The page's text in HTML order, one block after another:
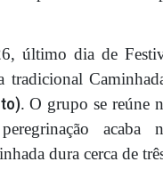
último dia de
tradicional
. O grupo se reúne
acaba
dura cerca de